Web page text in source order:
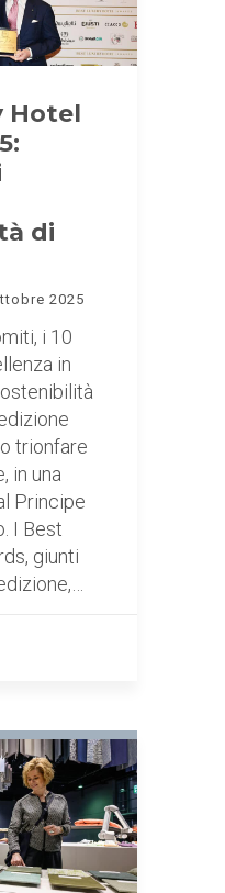
Hotel
di
2025
i 10
in
trionfare
in una
Principe
I Best
giunti